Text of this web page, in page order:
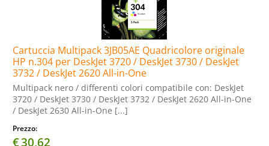
Cartuccia Multipack 3JB05AE Quadricolore originale
HP n.304 per DeskJet 3720 / DeskJet 3730 / DeskJet
3732 / DeskJet 2620 All-in-One
Multipack nero / differenti colori compatibile con: DeskJet
3720 / DeskJet 3730 / DeskJet 3732 / DeskJet 2620 All-in-One
/ DeskJet 2630 All-in-One [...]
Prezzo:
€30,62